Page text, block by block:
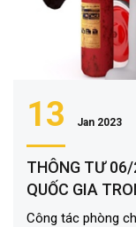
13 Jan 2023
THÔNG TƯ
QUỐC GIA
Công tác phòng